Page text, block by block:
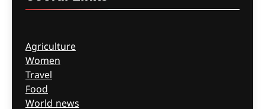
Agriculture
Women
Travel
Food
World news